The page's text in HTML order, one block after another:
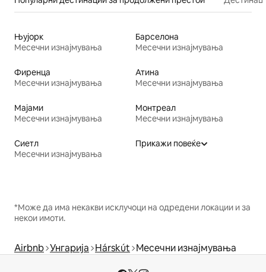
Њујорк
Месечни изнајмувања
Барселона
Месечни изнајмувања
Фиренца
Месечни изнајмувања
Атина
Месечни изнајмувања
Мајами
Месечни изнајмувања
Монтреал
Месечни изнајмувања
Сиетл
Месечни изнајмувања
Прикажи повеќе
*Може да има некакви исклучоци на одредени локации и за
некои имоти.
Airbnb Унгарија Hárskút Месечни изнајмувања